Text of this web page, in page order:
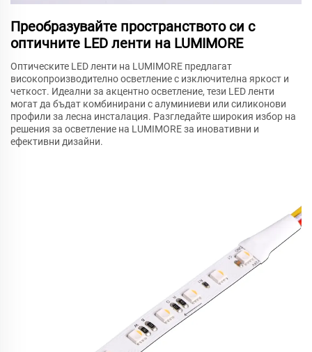
Преобразувайте пространството си с
оптичните LED ленти на LUMIMORE
Оптическите LED ленти на LUMIMORE предлагат
високопроизводително осветление с изключителна яркост и
четкост. Идеални за акцентно осветление, тези LED ленти
могат да бъдат комбинирани с алуминиеви или силиконови
профили за лесна инсталация. Разгледайте широкия избор на
решения за осветление на LUMIMORE за иновативни и
ефективни дизайни.